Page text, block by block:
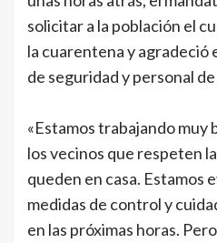
solicitar a la población el
la cuarentena y agradeció
de seguridad y personal de
«Estamos trabajando muy
los vecinos que respeten
queden en casa. Estamos
medidas de control y
en las próximas horas.